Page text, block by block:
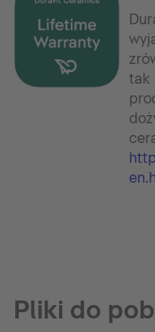
tak
Pliki do